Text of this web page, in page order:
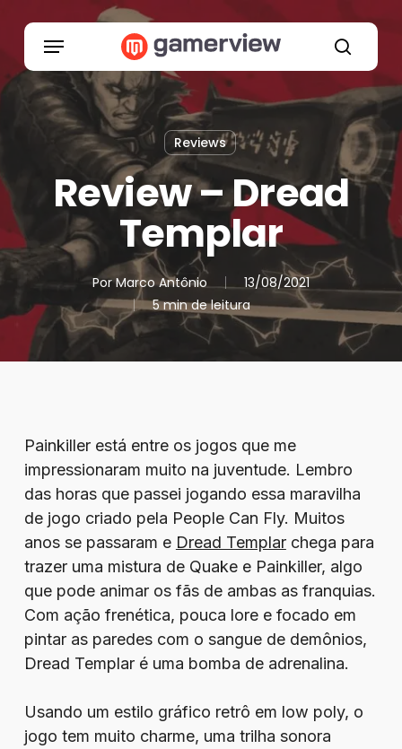
content
search
Menu
Reviews
Review – Dread
Templar
Por Marco Antônio
13/08/2021
5 min de leitura
Painkiller está entre os jogos que me
impressionaram muito na juventude. Lembro
das horas que passei jogando essa maravilha
de jogo criado pela People Can Fly. Muitos
anos se passaram e Dread Templarchega para
trazer uma mistura de Quake e Painkiller, algo
que pode animar os fãs de ambas as franquias.
Com ação frenética, pouca lore e focado em
pintar as paredes com o sangue de demônios,
Dread Templar é uma bomba de adrenalina.
Usando um estilo gráfico retrô em low poly, o
jogo tem muito charme, uma trilha sonora